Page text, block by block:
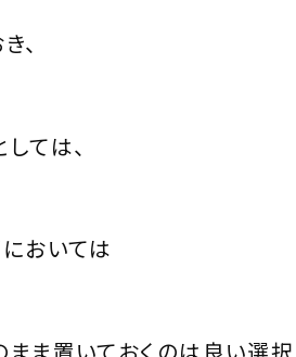
、
ては、
おいては
ま置いておくのは良い選